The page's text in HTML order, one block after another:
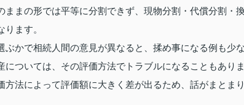
ままの形では平等に分割できず、現物分割・代償分割・
ります。
ぶかで相続人間の意見が異なると、揉め事になる例も少
については、その評価方法でトラブルになることもありま
方法によって評価額に大きく差が出るため、話がまとま